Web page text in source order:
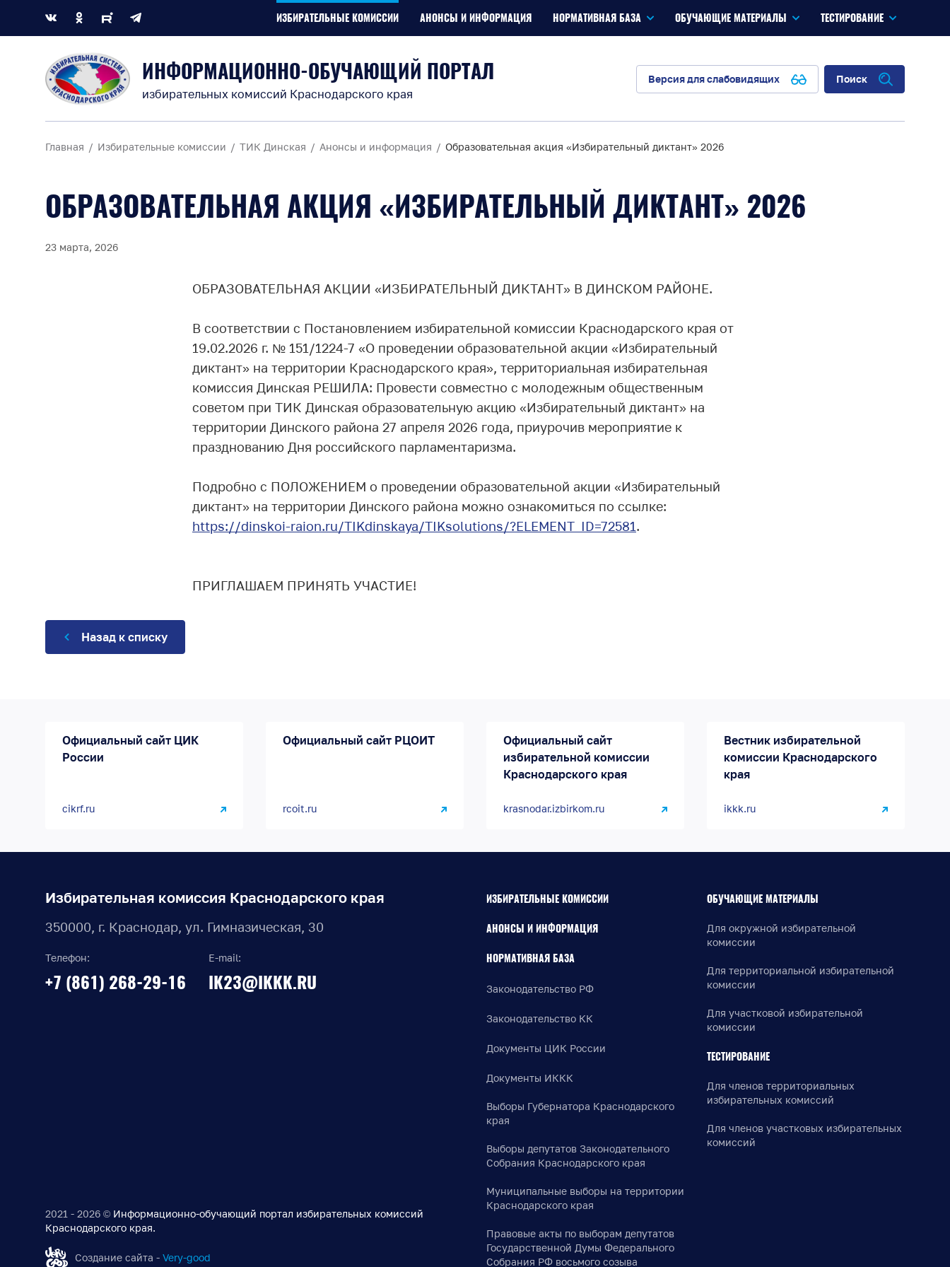
ИЗБИРАТЕЛЬНЫЕ КОМИССИИ АНОНСЫ И ИНФОРМАЦИЯ НОРМАТИВНАЯ БАЗА ОБУЧАЮЩИЕ МАТЕРИАЛЫ ТЕСТИРОВАНИЕ
ИНФОРМАЦИОННО-ОБУЧАЮЩИЙ ПОРТАЛ
избирательных комиссий Краснодарского края
Версия для слабовидящих Поиск
Главная Избирательные комиссии ТИК Динская Анонсы и информация Образовательная акция «Избирательный диктант» 2026
ОБРАЗОВАТЕЛЬНАЯ АКЦИЯ «ИЗБИРАТЕЛЬНЫЙ ДИКТАНТ» 2026
23 марта, 2026
ОБРАЗОВАТЕЛЬНАЯ АКЦИИ «ИЗБИРАТЕЛЬНЫЙ ДИКТАНТ» В ДИНСКОМ РАЙОНЕ.
В соответствии с Постановлением избирательной комиссии Краснодарского края от
19.02.2026 г. № 151/1224-7 «О проведении образовательной акции «Избирательный
диктант» на территории Краснодарского края», территориальная избирательная
комиссия Динская РЕШИЛА: Провести совместно с молодежным общественным
советом при ТИК Динская образовательную акцию «Избирательный диктант» на
территории Динского района 27 апреля 2026 года, приурочив мероприятие к
празднованию Дня российского парламентаризма.
Подробно с ПОЛОЖЕНИЕМ о проведении образовательной акции «Избирательный
диктант» на территории Динского района можно ознакомиться по ссылке:
https://dinskoi-raion.ru/TIKdinskaya/TIKsolutions/?ELEMENT_ID=72581.
ПРИГЛАШАЕМ ПРИНЯТЬ УЧАСТИЕ!
Назад к списку
Официальный сайт ЦИК
России
cikrf.ru
Официальный сайт РЦОИТ
rcoit.ru
Официальный сайт
избирательной комиссии
Краснодарского края
krasnodar.izbirkom.ru
Вестник избирательной
комиссии Краснодарского
края
ikkk.ru
Избирательная комиссия Краснодарского края
350000, г. Краснодар, ул. Гимназическая, 30
Телефон:
+7 (861) 268-29-16
E-mail:
IK23@IKKK.RU
2021 - 2026 © Информационно-обучающий портал избирательных комиссий
Краснодарского края.
Создание сайта - Very-good
ИЗБИРАТЕЛЬНЫЕ КОМИССИИ
АНОНСЫ И ИНФОРМАЦИЯ
НОРМАТИВНАЯ БАЗА
Законодательство РФ
Законодательство КК
Документы ЦИК России
Документы ИККК
Выборы Губернатора Краснодарского
края
Выборы депутатов Законодательного
Собрания Краснодарского края
Муниципальные выборы на территории
Краснодарского края
Правовые акты по выборам депутатов
Государственной Думы Федерального
Собрания РФ восьмого созыва
ОБУЧАЮЩИЕ МАТЕРИАЛЫ
Для окружной избирательной
комиссии
Для территориальной избирательной
комиссии
Для участковой избирательной
комиссии
ТЕСТИРОВАНИЕ
Для членов территориальных
избирательных комиссий
Для членов участковых избирательных
комиссий